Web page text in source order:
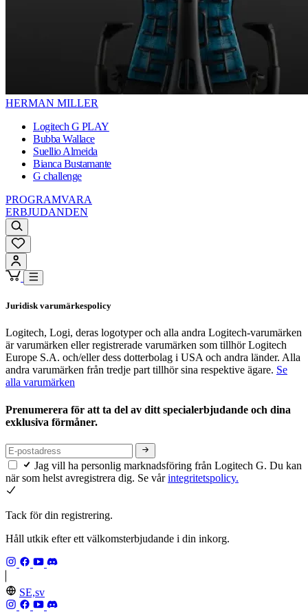
HERMAN MILLER
Logitech G PLAY
Bubba Wallace
Suellio Almeida
Bianca Bustamante
G challenge
PROGRAMVARA
ERBJUDANDEN
Juridisk varumärkespolicy
Logitech, Logi, deras logotyper och alla andra Logitech-varumärken
är varumärken eller registrerade varumärken som tillhör Logitech
Europe S.A. och/eller dess dotterbolag i USA och andra länder. Alla
andra varumärken från tredje part tillhör sina respektive ägare. Se
alla varumärken
Prenumerera för att ta del av ditt specialerbjudande och dina
exklusiva förmåner.
Jag vill ha personlig marknadsföring från Logitech G. Du kan
när som helst avregistrera dig. Se vårintegritetspolicy.
Tack för din registrering.
Håll utkik efter ett välkomsterbjudande i din inkorg.
SE,sv